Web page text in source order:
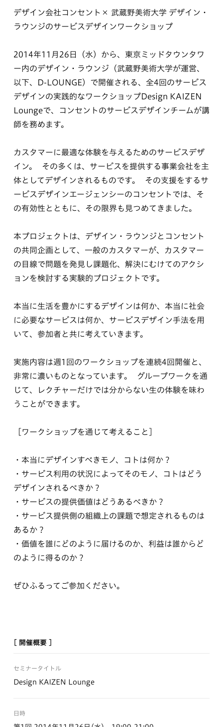
デザイン会社コンセント× 武蔵野美術大学 デザイン・
ラウンジのサービスデザインワークショップ
2014年11月26日（水）から、東京ミッドタウンタワ
ー内のデザイン・ラウンジ（武蔵野美術大学が運営、
以下、D-LOUNGE）で開催される、全4回のサービス
デザインの実践的なワークショップDesign KAIZEN
Loungeで、コンセントのサービスデザインチームが講
師を務めます。
カスタマーに最適な体験を与えるためのサービスデザ
イン。 その多くは、サービスを提供する事業会社を主
体としてデザインされるものです。 その支援をするサ
ービスデザインエージェンシーのコンセントでは、そ
の有効性とともに、その限界も見つめてきました。
本プロジェクトは、デザイン・ラウンジとコンセント
の共同企画として、一般のカスタマーが、カスタマー
の目線で問題を発見し課題化、解決にむけてのアクシ
ョンを検討する実験的プロジェクトです。
本当に生活を豊かにするデザインは何か、本当に社会
に必要なサービスは何か、サービスデザイン手法を用
いて、参加者と共に考えていきます。
実施内容は週1回のワークショップを連続4回開催と、
非常に濃いものとなっています。 グループワークを通
じて、レクチャーだけでは分からない生の体験を味わ
うことができます。
［ワークショップを通じて考えること］
・本当にデザインすべきモノ、コトは何か？
・サービス利用の状況によってそのモノ、コトはどう
デザインされるべきか？
・サービスの提供価値はどうあるべきか？
・サービス提供側の組織上の課題で想定されるものは
あるか？
・価値を誰にどのように届けるのか、利益は誰からど
のように得るのか？
ぜひふるってご参加ください。
[ 開催概要 ]
セミナータイトル
Design KAIZEN Lounge
日時